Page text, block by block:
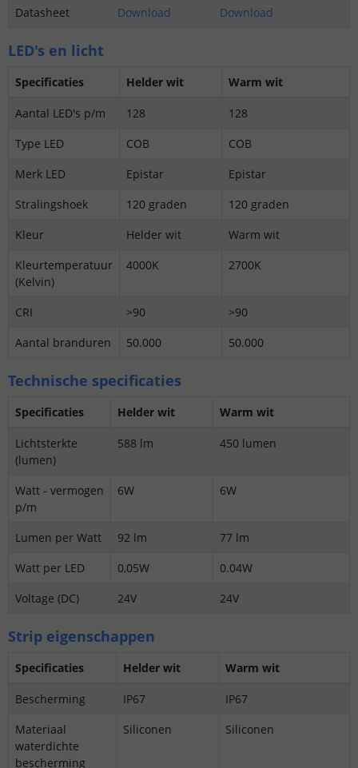
Datasheet Download Download
LED's en licht
Specificaties Helder wit Warm wit
Aantal LED's p/m 128
128
Type LED
COB
COB
Merk LED
Epistar
Epistar
Stralingshoek
120 graden
120 graden
Kleur
Helder wit
Warm wit
Kleurtemperatuur
(Kelvin)
4000K 2700K
CRI >90
>90
Aantal branduren
50.000 50.000
Technische specificaties
Specificaties Helder wit Warm wit
Lichtsterkte
(lumen)
588 lm 450 lumen
Watt - vermogen
p/m
6W 6W
Lumen per Watt 92 lm
77 lm
Watt per LED
0,05W
0.04W
Voltage (DC)
24V 24V
Strip eigenschappen
Specificaties Helder wit Warm wit
Bescherming IP67
IP67
Materiaal
waterdichte
bescherming
Siliconen Siliconen